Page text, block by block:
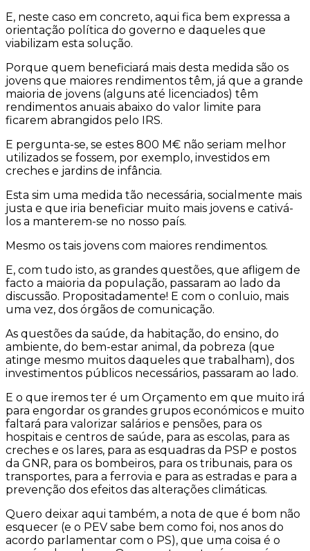
E, neste caso em concreto, aqui fica bem expressa a
orientação política do governo e daqueles que
viabilizam esta solução.
Porque quem beneficiará mais desta medida são os
jovens que maiores rendimentos têm, já que a grande
maioria de jovens (alguns até licenciados) têm
rendimentos anuais abaixo do valor limite para
ficarem abrangidos pelo IRS.
E pergunta-se, se estes 800 M€ não seriam melhor
utilizados se fossem, por exemplo, investidos em
creches e jardins de infância.
Esta sim uma medida tão necessária, socialmente mais
justa e que iria beneficiar muito mais jovens e cativá-
los a manterem-se no nosso país.
Mesmo os tais jovens com maiores rendimentos.
E, com tudo isto, as grandes questões, que afligem de
facto a maioria da população, passaram ao lado da
discussão. Propositadamente! E com o conluio, mais
uma vez, dos órgãos de comunicação.
As questões da saúde, da habitação, do ensino, do
ambiente, do bem-estar animal, da pobreza (que
atinge mesmo muitos daqueles que trabalham), dos
investimentos públicos necessários, passaram ao lado.
E o que iremos ter é um Orçamento em que muito irá
para engordar os grandes grupos económicos e muito
faltará para valorizar salários e pensões, para os
hospitais e centros de saúde, para as escolas, para as
creches e os lares, para as esquadras da PSP e postos
da GNR, para os bombeiros, para os tribunais, para os
transportes, para a ferrovia e para as estradas e para a
prevenção dos efeitos das alterações climáticas.
Quero deixar aqui também, a nota de que é bom não
esquecer (e o PEV sabe bem como foi, nos anos do
acordo parlamentar com o PS), que uma coisa é o